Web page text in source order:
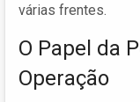
várias frentes.
O Papel da
Operação